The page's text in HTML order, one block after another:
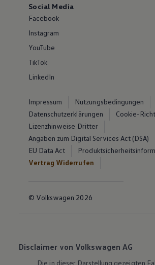
Social Media
Facebook
Instagram
YouTube
TikTok
LinkedIn
Impressum
Nutzungsbedingungen
Datenschutzerklärungen
Cookie-
Lizenzhinweise Dritter
Angaben zum Digital Services Act (DSA)
EU Data Act
Vertrag Widerrufen
© Volkswagen 2026
Disclaimer von Volkswagen AG
Die in dieser Darstellung gezeigten